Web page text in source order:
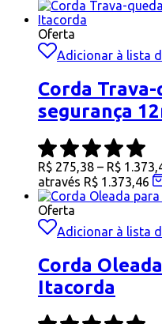
Oferta
Adicionar à lista
Corda Trava-
segurança
R$ 275,38 – R$
através R$ 1.373,46
Oferta
Adicionar à lista
Corda
Itacorda